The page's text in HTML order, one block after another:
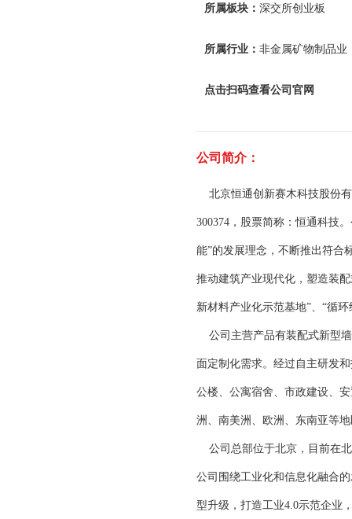
所属板块： 深交所创业板
所属行业： 非金属矿物制品业
点击扫码查看公司官网
公司简介：
北京恒通创新赛木科技股份有
300374，股票简称：恒通科技
能”的发展理念，不断推出符合
推动建筑产业现代化，塑造装
新材料产业化示范基地”、“循
公司主营产品有装配式新型
面定制化需求。经过自主研发
公楼、公寓宿舍、市政建设、
洲、南美洲、欧洲、东南亚等
公司总部位于北京，目前在北
公司围绕工业化和信息化融合
型升级，打造工业4.0示范企业